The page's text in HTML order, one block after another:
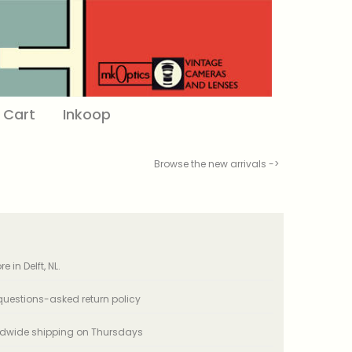
Cart Inkoop
Browse the new arrivals ->
in Delft, NL.
asked return policy
shipping on Thursdays